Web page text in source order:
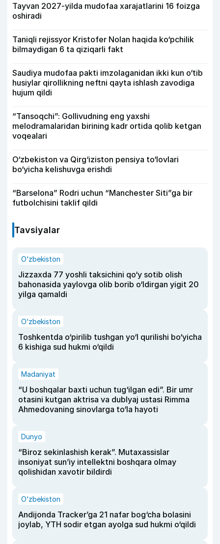
Tayvan 2027-yilda mudofaa xarajatlarini 16 foizga
oshiradi
Taniqli rejissyor Kristofer Nolan haqida ko‘pchilik
bilmaydigan 6 ta qiziqarli fakt
Saudiya mudofaa pakti imzolaganidan ikki kun o‘tib
husiylar qirollikning neftni qayta ishlash zavodiga
hujum qildi
“Tansoqchi”: Gollivudning eng yaxshi
melodramalaridan birining kadr ortida qolib ketgan
voqealari
O‘zbekiston va Qirg‘iziston pensiya to‘lovlari
bo‘yicha kelishuvga erishdi
“Barselona” Rodri uchun “Manchester Siti”ga bir
futbolchisini taklif qildi
Tavsiyalar
O‘zbekiston
Jizzaxda 77 yoshli taksichini qo‘y sotib olish
bahonasida yaylovga olib borib o‘ldirgan yigit 20
yilga qamaldi
O‘zbekiston
Toshkentda o‘pirilib tushgan yo‘l qurilishi bo‘yicha
6 kishiga sud hukmi o‘qildi
Madaniyat
“U boshqalar baxti uchun tug‘ilgan edi”. Bir umr
otasini kutgan aktrisa va dublyaj ustasi Rimma
Ahmedovaning sinovlarga to‘la hayoti
Dunyo
“Biroz sekinlashish kerak”. Mutaxassislar
insoniyat sun’iy intellektni boshqara olmay
qolishidan xavotir bildirdi
O‘zbekiston
Andijonda Tracker’ga 21 nafar bog‘cha bolasini
joylab, YTH sodir etgan ayolga sud hukmi o‘qildi